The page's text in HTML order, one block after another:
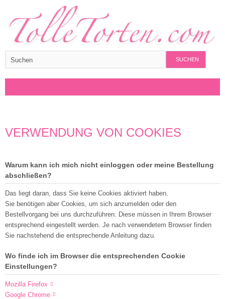
SUCHEN
VERWENDUNG VON COOKIES
Warum kann ich mich nicht einloggen oder meine Bestellung
abschließen?
Das liegt daran, dass Sie keine Cookies aktiviert haben.
Sie benötigen aber Cookies, um sich anzumelden oder den
Bestellvorgang bei uns durchzuführen. Diese müssen in Ihrem Browser
entsprechend eingestellt werden. Je nach verwendetem Browser finden
Sie nachstehend die entsprechende Anleitung dazu.
Wo finde ich im Browser die entsprechenden Cookie
Einstellungen?
Mozilla Firefox
Google Chrome